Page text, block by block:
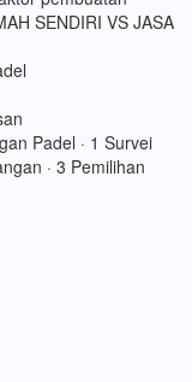
SENDIRI VS JASA
Padel · 1 Survei
· 3 Pemilihan